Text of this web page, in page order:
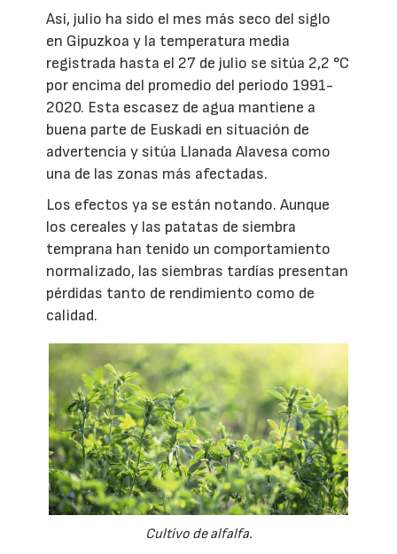
Así, julio ha sido el mes más seco del siglo
en Gipuzkoa y la temperatura media
registrada hasta el 27 de julio se sitúa 2,2 °C
por encima del promedio del periodo 1991-
2020. Esta escasez de agua mantiene a
buena parte de Euskadi en situación de
advertencia y sitúa Llanada Alavesa como
una de las zonas más afectadas.
Los efectos ya se están notando. Aunque
los cereales y las patatas de siembra
temprana han tenido un comportamiento
normalizado, las siembras tardías presentan
pérdidas tanto de rendimiento como de
calidad.
Cultivo de alfalfa.